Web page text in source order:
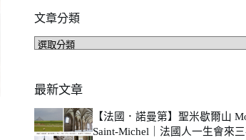
文章分類
文
類
最新文章
【法國．諾曼第】聖米歇爾山
Saint-Michel｜法國人一生會來